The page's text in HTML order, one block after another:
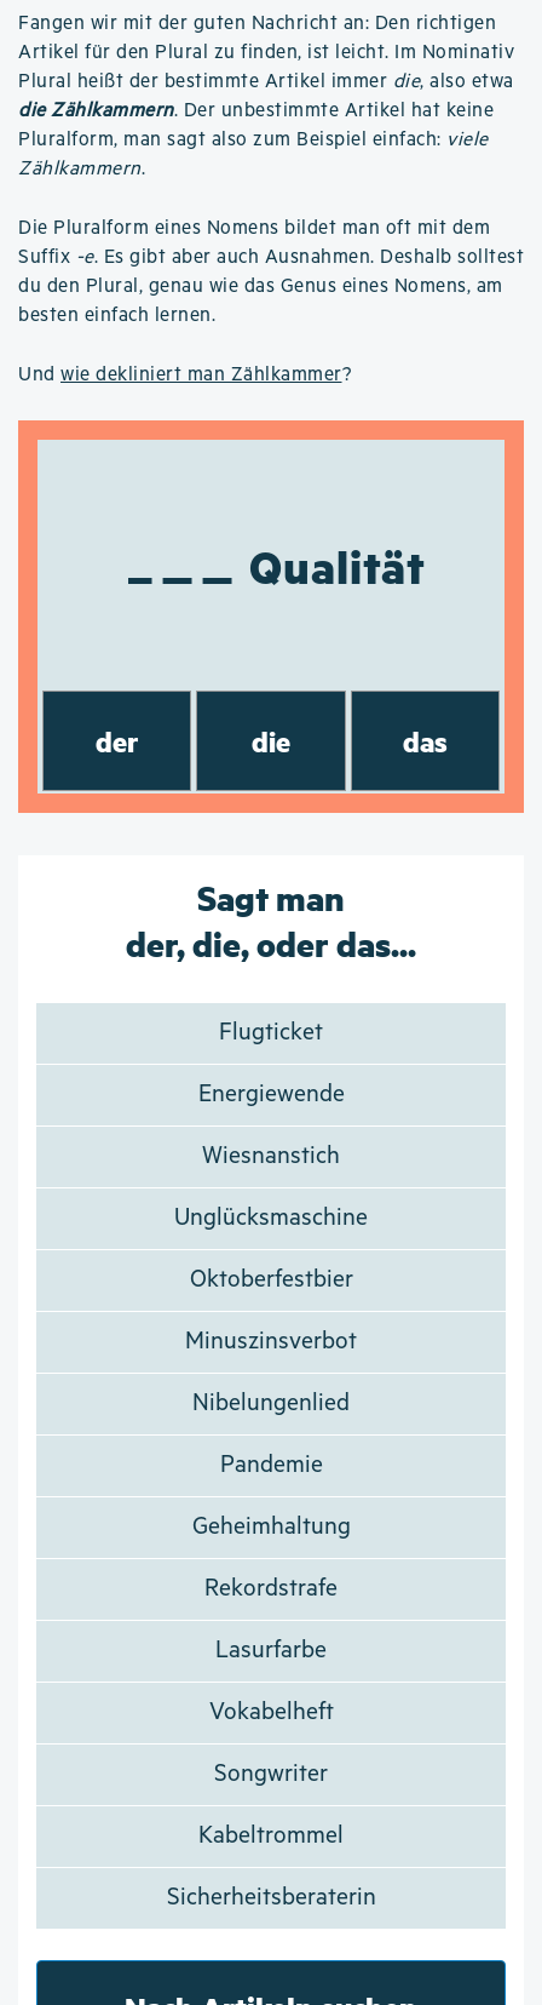
Fangen wir mit der guten Nachricht an: Den richtigen
Artikel für den Plural zu finden, ist leicht. Im Nominativ
Plural heißt der bestimmte Artikel immer die, also etwa
die Zählkammern. Der unbestimmte Artikel hat keine
Pluralform, man sagt also zum Beispiel einfach: viele
Zählkammern.
Die Pluralform eines Nomens bildet man oft mit dem
Suffix -e. Es gibt aber auch Ausnahmen. Deshalb solltest
du den Plural, genau wie das Genus eines Nomens, am
besten einfach lernen.
Und wie dekliniert man Zählkammer?
Qualität
der die das
Sagt man
der, die, oder das...
Flugticket
Energiewende
Wiesnanstich
Unglücksmaschine
Oktoberfestbier
Minuszinsverbot
Nibelungenlied
Pandemie
Geheimhaltung
Rekordstrafe
Lasurfarbe
Vokabelheft
Songwriter
Kabeltrommel
Sicherheitsberaterin